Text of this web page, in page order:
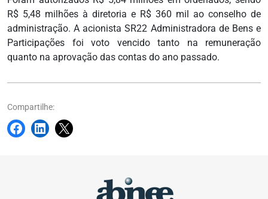
R$ 5,48 milhões à diretoria e R$ 360 mil ao conselho de
administração. A acionista SR22 Administradora de Bens e
Participações foi voto vencido tanto na remuneração
quanto na aprovação das contas do ano passado.
Compartilhe: